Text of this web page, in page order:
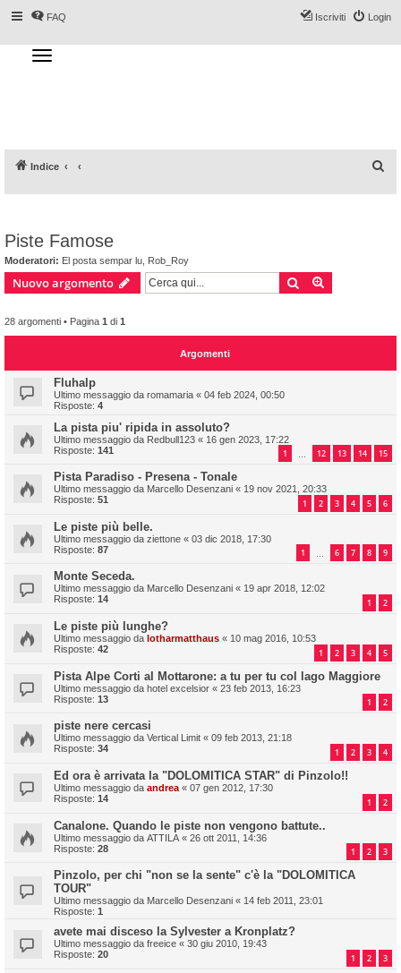
FAQ Login
Iscriviti
T
o
g
a
t
Indice
Piste Famose
Moderatori: El posta sempar lu Rob_Roy
Nuovo argomento Cerca
28 argomenti • Pagina 1 di 1
Argomenti
Fluhalp
Ultimo messaggio da romamaria « 04 feb 2024, 00:50
Risposte: 4
La pista piu' ripida in assoluto?
Ultimo messaggio da Redbull123 « 16 gen 2023, 17:22
Risposte: 141 1 12 13 14 15
Pista Paradiso - Presena - Tonale
Ultimo messaggio da Marcello Desenzani « 19 nov 2021, 20:33
Risposte: 51 1 2 3 4 5 6
Le piste più belle.
Ultimo messaggio da ziettone « 03 dic 2018, 17:30
Risposte: 87 1 6 7 8 9
Monte Seceda.
Ultimo messaggio da Marcello Desenzani « 19 apr 2018, 12:02
Risposte: 14 1 2
Le piste più lunghe?
Ultimo messaggio da lotharmatthaus « 10 mag 2016, 10:53
Risposte: 42 1 2 3 4 5
Pista Alpe Corti al Mottarone: a tu per tu col lago Maggiore
Ultimo messaggio da hotel excelsior « 23 feb 2013, 16:23
Risposte: 13 1 2
piste nere cercasi
Ultimo messaggio da Vertical Limit « 09 feb 2013, 21:18
Risposte: 34 1 2 3 4
Ed ora è arrivata la "DOLOMITICA STAR" di Pinzolo!!
Ultimo messaggio da andrea « 07 gen 2012, 17:30
Risposte: 14 1 2
Canalone. Quando le piste non vengono battute..
Ultimo messaggio da ATTILA « 26 ott 2011, 14:36
Risposte: 28 1 2 3
Pinzolo, per chi "non se la sente" c'è la "DOLOMITICA
TOUR"
Ultimo messaggio da Marcello Desenzani « 14 feb 2011, 23:01
Risposte: 1
avete mai disceso la Sylvester a Kronplatz?
Ultimo messaggio da freeice « 30 giu 2010, 19:43
Risposte: 20 1 2 3